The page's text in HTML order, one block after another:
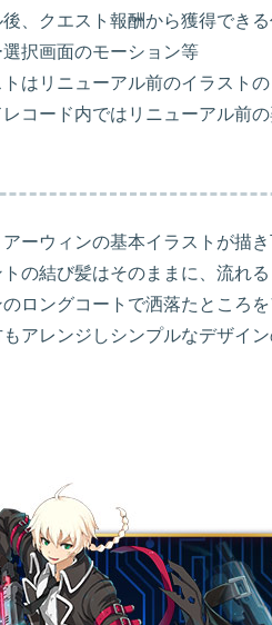
、クエスト報酬から獲得でき
選択画面のモーション等
はリニューアル前のイラスト
コード内ではリニューアル前
ーウィンの基本イラストが描
の結び髪はそのままに、流れ
ロングコートで洒落たところ
アレンジしシンプルなデザイ